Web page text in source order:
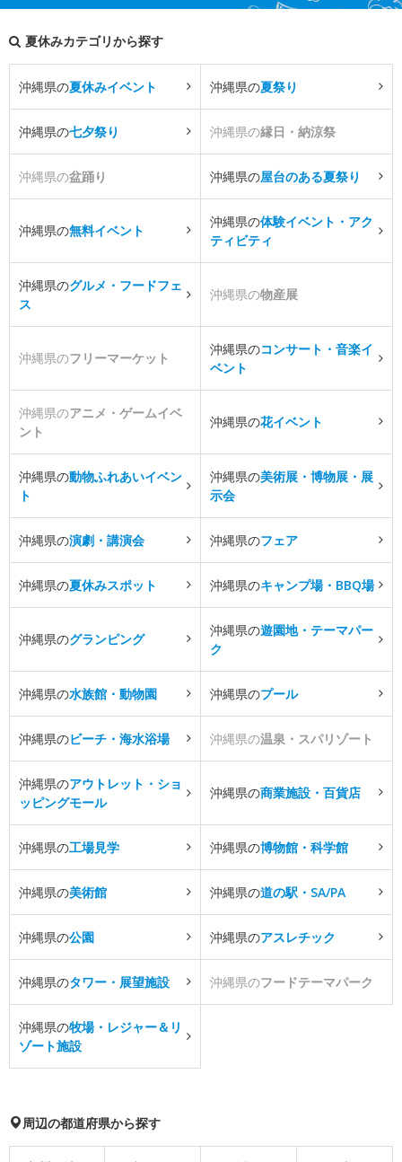
夏休みカテゴリから探す
沖縄県の夏休みイベント 沖縄県の夏祭り
沖縄県の七夕祭り 沖縄県の縁日・納涼祭
沖縄県の盆踊り 沖縄県の屋台のある夏祭り
沖縄県の無料イベント
沖縄県の体験イベント・アク
ティビティ
沖縄県のグルメ・フードフェ
ス
沖縄県の物産展
沖縄県のフリーマーケット
沖縄県のコンサート・音楽イ
ベント
沖縄県のアニメ・ゲームイベ
ント
沖縄県の花イベント
沖縄県の動物ふれあいイベン
ト
沖縄県の美術展・博物展・展
示会
沖縄県の演劇・講演会 沖縄県のフェア
沖縄県の夏休みスポット 沖縄県のキャンプ場・BBQ場
沖縄県のグランピング
沖縄県の遊園地・テーマパー
ク
沖縄県の水族館・動物園 沖縄県のプール
沖縄県のビーチ・海水浴場 沖縄県の温泉・スパリゾート
沖縄県のアウトレット・ショ
ッピングモール
沖縄県の商業施設・百貨店
沖縄県の工場見学 沖縄県の博物館・科学館
沖縄県の美術館 沖縄県の道の駅・SA/PA
沖縄県の公園 沖縄県のアスレチック
沖縄県のタワー・展望施設 沖縄県のフードテーマパーク
沖縄県の牧場・レジャー＆リ
ゾート施設
周辺の都道府県から探す